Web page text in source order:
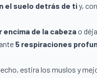
el suelo detrás de tiy,
de la cabezao
5 respiraciones
estira los muslos y